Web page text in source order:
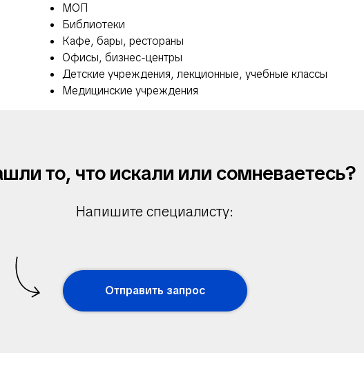
МОП
Библиотеки
Кафе, бары, рестораны
Офисы, бизнес-центры
Детские учреждения, лекционные, учебные классы
Медицинские учреждения
то, что искали или сомневаетесь?
Напишите специалисту:
Отправить запрос